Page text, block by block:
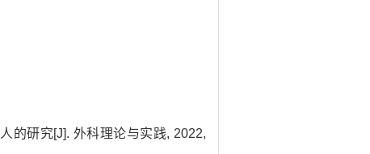
的研究[J]. 外科理论与实践, 2022,